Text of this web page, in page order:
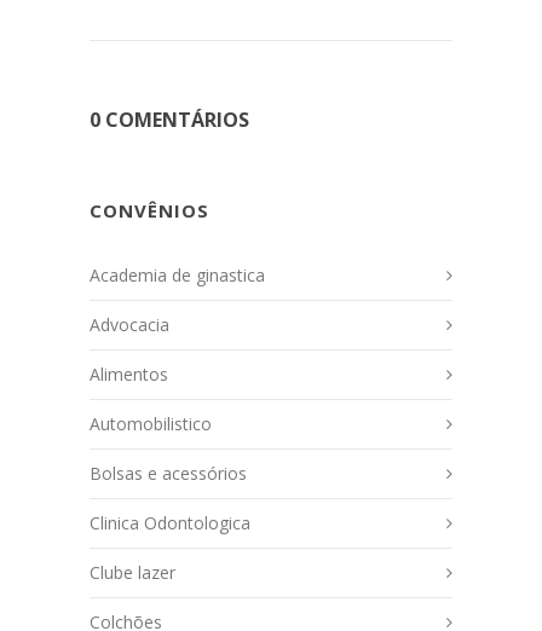
0 COMENTÁRIOS
CONVÊNIOS
Academia de ginastica
Advocacia
Alimentos
Automobilistico
Bolsas e acessórios
Clinica Odontologica
Clube lazer
Colchões